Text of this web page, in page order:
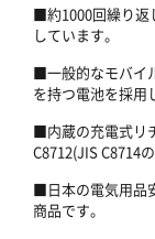
■約1000回繰り返
しています。
■一般的なモバイ
を持つ電池を採用
■内蔵の充電式リ
C8712(JIS C8714
■日本の電気用品
商品です。